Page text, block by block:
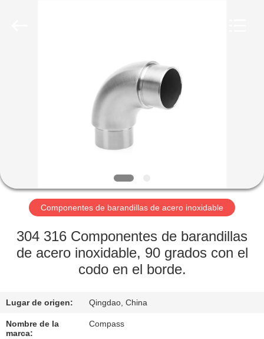
PRODUCTOS
VIAJE
LA
FÁBRICA
DE
CALIDAD
Componentes de barandillas de acero inoxidable
304 316 Componentes de barandillas
de acero inoxidable, 90 grados con el
codo en el borde.
Lugar de origen: Qingdao, China
Nombre de la
marca:
Compass